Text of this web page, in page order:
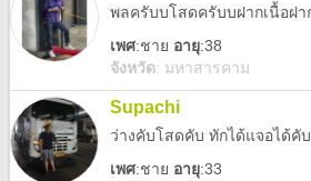
เพศ:ชาย อายุ:38
จังหวัด: มหาสารคาม
Supachi
ว่างคับโสดคับ ทักได้แจอได้คับ
เพศ:ชาย อายุ:33